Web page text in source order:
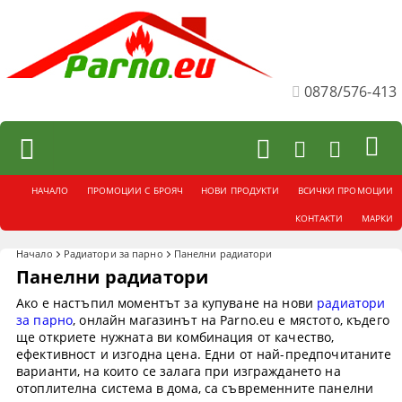
0878/576-413
НАЧАЛО ПРОМОЦИИ С БРОЯЧ НОВИ ПРОДУКТИ ВСИЧКИ ПРОМОЦИИ
КОНТАКТИ МАРКИ
Начало Радиатори за парно Панелни радиатори
Панелни радиатори
Ако е настъпил моментът за купуване на нови радиатори
за парно, онлайн магазинът на Parno.eu е мястото, къдего
ще откриете нужната ви комбинация от качество,
ефективност и изгодна цена. Едни от най-предпочитаните
варианти, на които се залага при изграждането на
отоплителна система в дома, са съвременните панелни